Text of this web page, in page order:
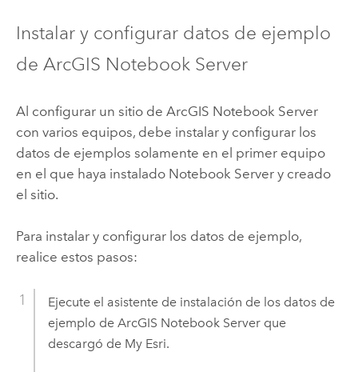
Instalar y configurar datos de ejemplo
de ArcGIS Notebook Server
Al configurar un sitio de ArcGIS Notebook Server
con varios equipos, debe instalar y configurar los
datos de ejemplos solamente en el primer equipo
en el que haya instalado Notebook Servery creado
el sitio.
Para instalar y configurar los datos de ejemplo,
realice estos pasos:
Ejecute el asistente de instalación de los datos de
ejemplo de ArcGIS Notebook Serverque
descargó de My Esri.